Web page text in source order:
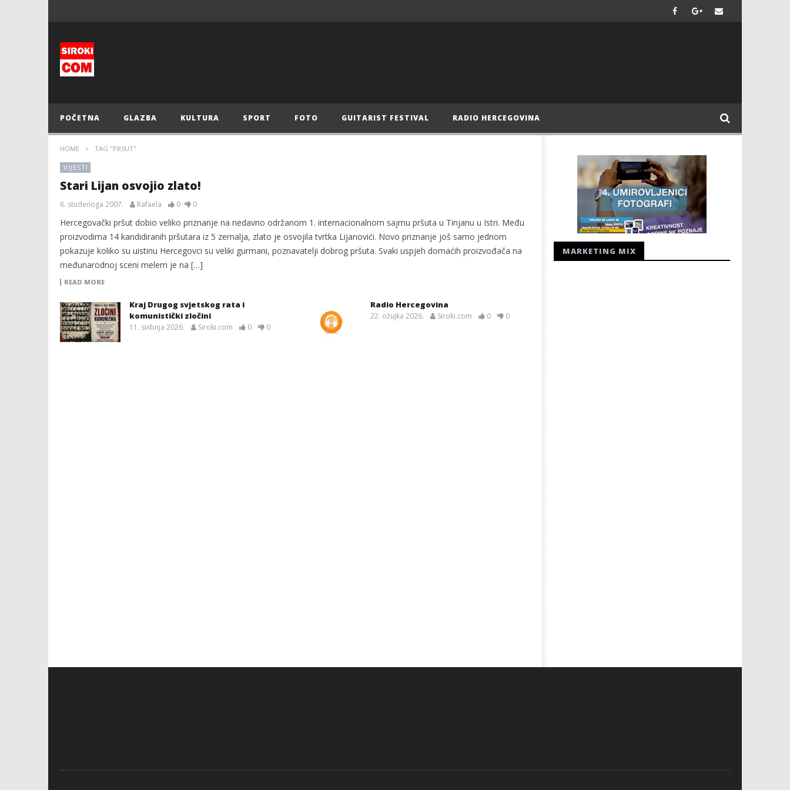
POČETNA GLAZBA KULTURA SPORT FOTO GUITARIST FESTIVAL RADIO HERCEGOVINA
HOME TAG "PRSUT"
VIJESTI
Stari Lijan osvojio zlato!
6. studenoga 2007. Rafaela 0 0
Hercegovački pršut dobio veliko priznanje na nedavno održanom 1. internacionalnom sajmu pršuta u Tinjanu u Istri. Među
proizvodima 14 kandidiranih pršutara iz 5 zemalja, zlato je osvojila tvrtka Lijanovići. Novo priznanje još samo jednom
pokazuje koliko su uistinu Hercegovci su veliki gurmani, poznavatelji dobrog pršuta. Svaki uspjeh domaćih proizvođača na
međunarodnoj sceni melem je na […]
READ MORE
Kraj Drugog svjetskog rata i
komunistički zločini
11. svibnja 2026. Siroki.com 0 0
Radio Hercegovina
22. ožujka 2026. Siroki.com 0 0
MARKETING MIX